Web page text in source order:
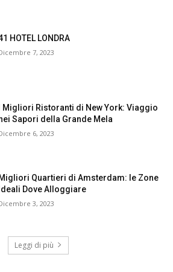
HOTEL LONDRA
7, 2023
I Migliori Ristoranti di New York: Viaggio
Sapori della Grande Mela
6, 2023
Migliori Quartieri di Amsterdam: le Zone
Ideali Dove Alloggiare
3, 2023
Leggi di più